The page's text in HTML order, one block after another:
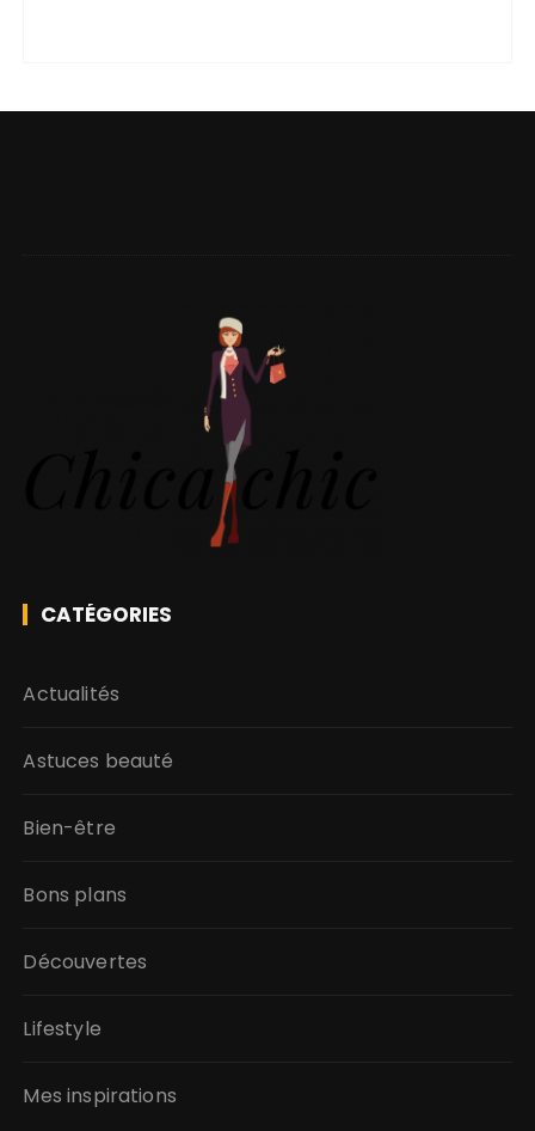
CATÉGORIES
Actualités
Astuces beauté
Bien-être
Bons plans
Découvertes
Lifestyle
Mes inspirations